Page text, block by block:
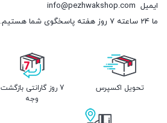
ایمیل info@pezhwakshop.com
ما 24 ساعته 7 روز هفته پاسخگوی شما هستیم.
تحویل اکسپرس
7 روز گارانتی بازگشت
وجه